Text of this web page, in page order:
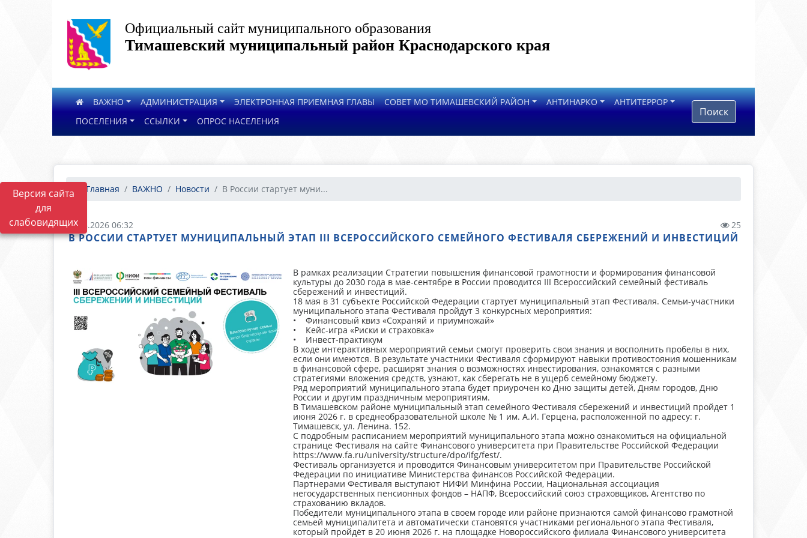
Версия сайта
для
слабовидящих
Официальный сайт муниципального образования
Тимашевский муниципальный район Краснодарского края
ВАЖНО АДМИНИСТРАЦИЯ ЭЛЕКТРОННАЯ ПРИЕМНАЯ ГЛАВЫ СОВЕТ МО ТИМАШЕВСКИЙ РАЙОН АНТИНАРКО
АНТИТЕРРОР
ПОСЕЛЕНИЯ
ССЫЛКИ ОПРОС НАСЕЛЕНИЯ
Поиск
Главная ВАЖНО Новости В России стартует муни...
28.05.2026 06:32 25
В РОССИИ СТАРТУЕТ МУНИЦИПАЛЬНЫЙ ЭТАП III ВСЕРОССИЙСКОГО СЕМЕЙНОГО ФЕСТИВАЛЯ СБЕРЕЖЕНИЙ И ИНВЕСТИЦИЙ
В рамках реализации Стратегии повышения финансовой грамотности и формирования финансовой
культуры до 2030 года в мае-сентябре в России проводится III Всероссийский семейный фестиваль
сбережений и инвестиций.
18 мая в 31 субъекте Российской Федерации стартует муниципальный этап Фестиваля. Семьи-участники
муниципального этапа Фестиваля пройдут 3 конкурсных мероприятия:
• Финансовый квиз «Сохраняй и приумножай»
• Кейс-игра «Риски и страховка»
• Инвест-практикум
В ходе интерактивных мероприятий семьи смогут проверить свои знания и восполнить пробелы в них,
если они имеются. В результате участники Фестиваля сформируют навыки противостояния мошенникам
в финансовой сфере, расширят знания о возможностях инвестирования, ознакомятся с разными
стратегиями вложения средств, узнают, как сберегать не в ущерб семейному бюджету.
Ряд мероприятий муниципального этапа будет приурочен ко Дню защиты детей, Дням городов, Дню
России и другим праздничным мероприятиям.
В Тимашевском районе муниципальный этап семейного Фестиваля сбережений и инвестиций пройдет 1
июня 2026 г. в среднеобразовательной школе № 1 им. А.И. Герцена, расположенной по адресу: г.
Тимашевск, ул. Ленина. 152.
С подробным расписанием мероприятий муниципального этапа можно ознакомиться на официальной
странице Фестиваля на сайте Финансового университета при Правительстве Российской Федерации
https://www.fa.ru/university/structure/dpo/ifg/fest/.
Фестиваль организуется и проводится Финансовым университетом при Правительстве Российской
Федерации по инициативе Министерства финансов Российской Федерации.
Партнерами Фестиваля выступают НИФИ Минфина России, Национальная ассоциация
негосударственных пенсионных фондов – НАПФ, Всероссийский союз страховщиков, Агентство по
страхованию вкладов.
Победители муниципального этапа в своем городе или районе признаются самой финансово грамотной
семьей муниципалитета и автоматически становятся участниками регионального этапа Фестиваля,
который пройдёт в 20 июня 2026 г. на площадке Новороссийского филиала Финансового университета